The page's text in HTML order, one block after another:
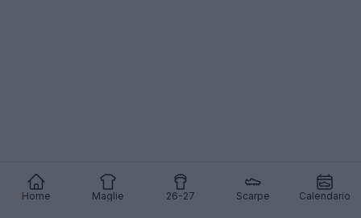
Home Maglie 26-27 Scarpe Calendario
Ti piace la maglia da trasferta del D.C. United 2025?
Commenta qui sotto.